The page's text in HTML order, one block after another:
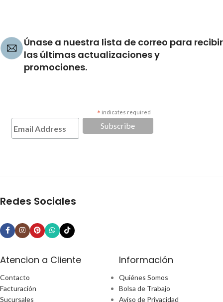
Únase a nuestra lista de correo para recibir
las últimas actualizaciones y
promociones.
* indicates required
Redes Sociales
Atencion a Cliente
Contacto
Facturación
Sucursales
Información
Quiénes Somos
Bolsa de Trabajo
Aviso de Privacidad